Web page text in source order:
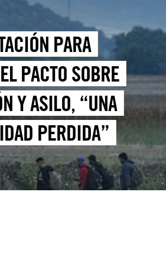
PARA
PACTO SOBRE
Y ASILO, “UNA
PERDIDA”